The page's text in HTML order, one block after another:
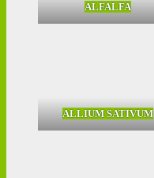
ALFALFA
ALLIUM SATIVUM